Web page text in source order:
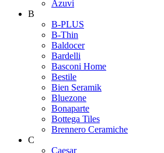
Azuvi
B
B-PLUS
B-Thin
Baldocer
Bardelli
Basconi Home
Bestile
Bien Seramik
Bluezone
Bonaparte
Bottega Tiles
Brennero Ceramiche
C
Caesar